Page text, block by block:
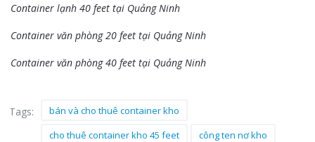
Container lạnh 40 feet tại Quảng Ninh
Container văn phòng 20 feet tại Quảng Ninh
Container văn phòng 40 feet tại Quảng Ninh
Tags:
bán và cho thuê container kho
cho thuê container kho 45 feet
công ten nơ kho